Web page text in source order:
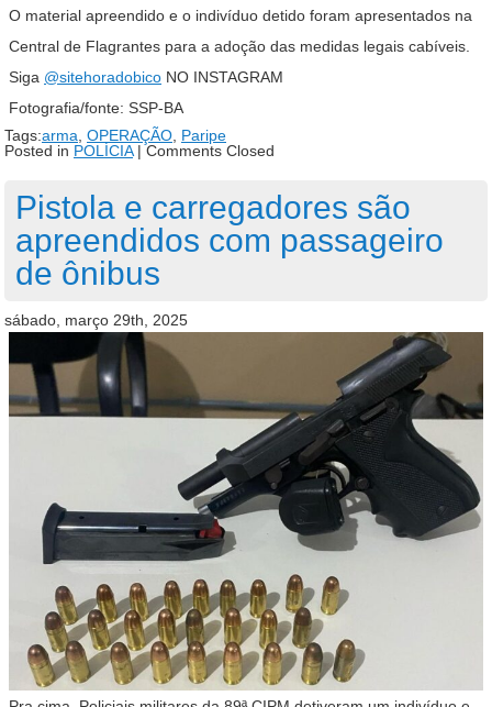
O material apreendido e o indivíduo detido foram apresentados na
Central de Flagrantes para a adoção das medidas legais cabíveis.
Siga @sitehoradobico NO INSTAGRAM
Fotografia/fonte: SSP-BA
Tags:arma OPERAÇÃO Paripe
Posted in POLÍCIA|Comments Closed
Pistola e carregadores são
apreendidos com passageiro
de ônibus
sábado, março 29th, 2025